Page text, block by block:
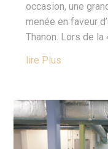
occasion, une
menée en faveur
Thanon. Lors de la
Lire Plus